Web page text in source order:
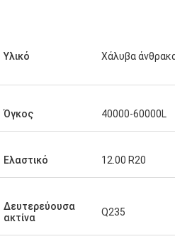
Υλικό Χάλυβα
Όγκος 40000-60000L
Ελαστικό 12.00 R20
Δευτερεύουσα
ακτίνα
Q235